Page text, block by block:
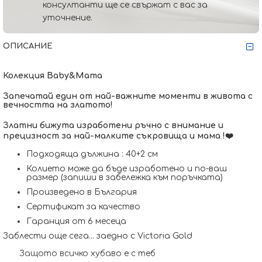
консултанти ще се свържат с вас за
уточнение.
ОПИСАНИЕ
Колекция Baby&Mama
Запечатай един от най-важните моменти в живота с
вечността на златото!
Златни бижута изработени ръчно с внимание и
прецизност за най-малките съкровища и мама !❤️
Подходяща дължина : 40+2 см
Колието може да бъде изработено и по-ваш
размер (запиши в забележка към поръчката)
Произведено в България
Сертификат за качество
Гаранция от 6 месеца
Заблести още сега... заедно с Victoria Gold
Защото всичко хубаво е с теб